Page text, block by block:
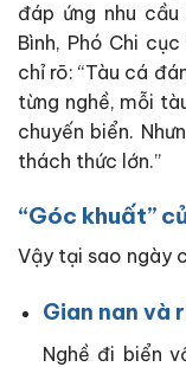
đáp ứng nhu
Bình, Phó Chi
chỉ rõ: “Tàu cá
từng nghề, mỗi
chuyến biển.
thách thức lớn.”
“Góc khuất”
Vậy tại sao ngày
Gian nan và
Nghề đi biển